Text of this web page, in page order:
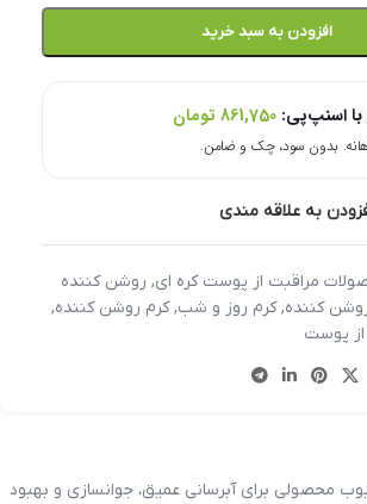
افزودن به سبد خرید
اسنپ‌پی: 861,750 تومان
به علاقه مندی
مراقبت از پوست کره ای, روشن کننده
کننده, کرم روز و شب, کرم روشن کننده,
پوست
محصولی برای آبرسانی عمیق، جوانسازی و بهبود